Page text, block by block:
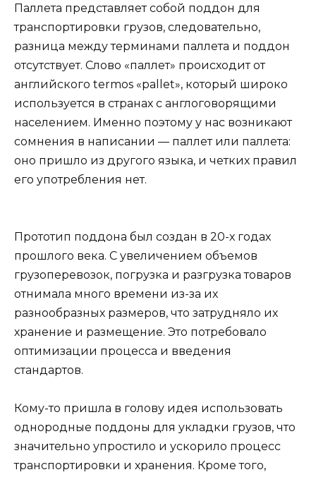
Паллета представляет собой поддон для
транспортировки грузов, следовательно,
разница между терминами паллета и поддон
отсутствует. Слово «паллет» происходит от
английского termos «pallet», который широко
используется в странах с англоговорящими
населением. Именно поэтому у нас возникают
сомнения в написании — паллет или паллета:
оно пришло из другого языка, и четких правил
его употребления нет.
Прототип поддона был создан в 20-х годах
прошлого века. С увеличением объемов
грузоперевозок, погрузка и разгрузка товаров
отнимала много времени из-за их
разнообразных размеров, что затрудняло их
хранение и размещение. Это потребовало
оптимизации процесса и введения
стандартов.
Кому-то пришла в голову идея использовать
однородные поддоны для укладки грузов, что
значительно упростило и ускорило процесс
транспортировки и хранения. Кроме того,